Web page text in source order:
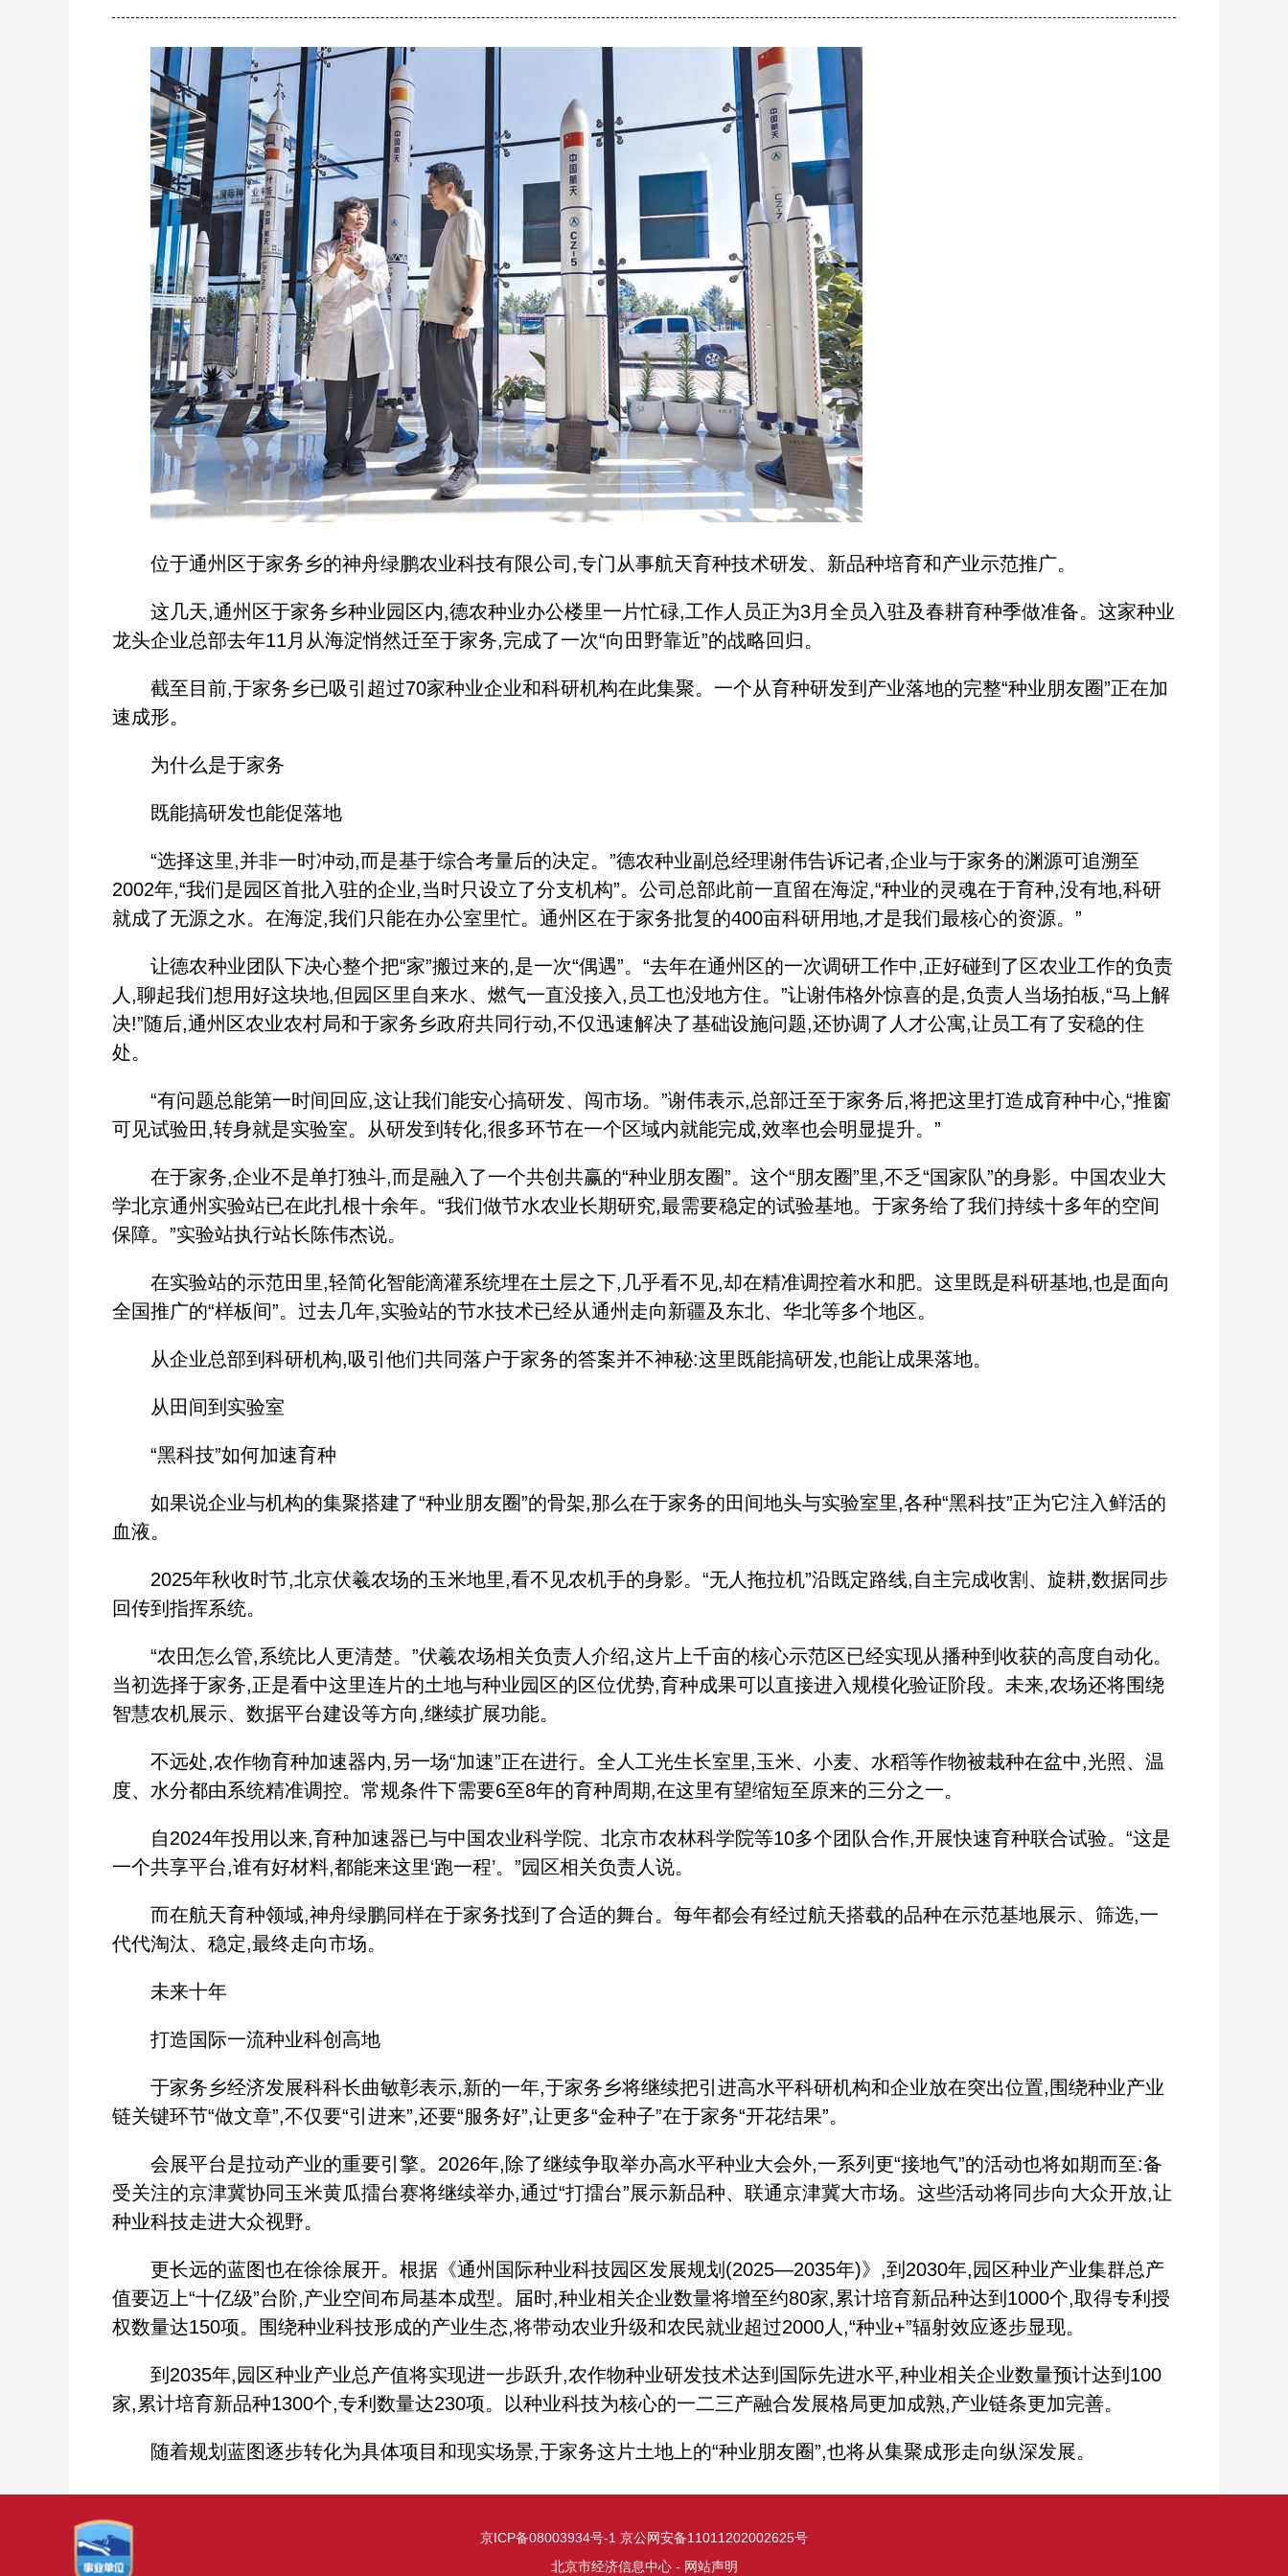
位于通州区于家务乡的神舟绿鹏农业科技有限公司,专门从事航天育种技术研发、新品种培育和产业示范推广。
这几天,通州区于家务乡种业园区内,德农种业办公楼里一片忙碌,工作人员正为3月全员入驻及春耕育种季做准备。这家种业
龙头企业总部去年11月从海淀悄然迁至于家务,完成了一次“向田野靠近”的战略回归。
截至目前,于家务乡已吸引超过70家种业企业和科研机构在此集聚。一个从育种研发到产业落地的完整“种业朋友圈”正在加
速成形。
为什么是于家务
既能搞研发也能促落地
“选择这里,并非一时冲动,而是基于综合考量后的决定。”德农种业副总经理谢伟告诉记者,企业与于家务的渊源可追溯至
2002年,“我们是园区首批入驻的企业,当时只设立了分支机构”。公司总部此前一直留在海淀,“种业的灵魂在于育种,没有地,科研
就成了无源之水。在海淀,我们只能在办公室里忙。通州区在于家务批复的400亩科研用地,才是我们最核心的资源。”
让德农种业团队下决心整个把“家”搬过来的,是一次“偶遇”。“去年在通州区的一次调研工作中,正好碰到了区农业工作的负责
人,聊起我们想用好这块地,但园区里自来水、燃气一直没接入,员工也没地方住。”让谢伟格外惊喜的是,负责人当场拍板,“马上解
决!”随后,通州区农业农村局和于家务乡政府共同行动,不仅迅速解决了基础设施问题,还协调了人才公寓,让员工有了安稳的住
处。
“有问题总能第一时间回应,这让我们能安心搞研发、闯市场。”谢伟表示,总部迁至于家务后,将把这里打造成育种中心,“推窗
可见试验田,转身就是实验室。从研发到转化,很多环节在一个区域内就能完成,效率也会明显提升。”
在于家务,企业不是单打独斗,而是融入了一个共创共赢的“种业朋友圈”。这个“朋友圈”里,不乏“国家队”的身影。中国农业大
学北京通州实验站已在此扎根十余年。“我们做节水农业长期研究,最需要稳定的试验基地。于家务给了我们持续十多年的空间
保障。”实验站执行站长陈伟杰说。
在实验站的示范田里,轻简化智能滴灌系统埋在土层之下,几乎看不见,却在精准调控着水和肥。这里既是科研基地,也是面向
全国推广的“样板间”。过去几年,实验站的节水技术已经从通州走向新疆及东北、华北等多个地区。
从企业总部到科研机构,吸引他们共同落户于家务的答案并不神秘:这里既能搞研发,也能让成果落地。
从田间到实验室
“黑科技”如何加速育种
如果说企业与机构的集聚搭建了“种业朋友圈”的骨架,那么在于家务的田间地头与实验室里,各种“黑科技”正为它注入鲜活的
血液。
2025年秋收时节,北京伏羲农场的玉米地里,看不见农机手的身影。“无人拖拉机”沿既定路线,自主完成收割、旋耕,数据同步
回传到指挥系统。
“农田怎么管,系统比人更清楚。”伏羲农场相关负责人介绍,这片上千亩的核心示范区已经实现从播种到收获的高度自动化。
当初选择于家务,正是看中这里连片的土地与种业园区的区位优势,育种成果可以直接进入规模化验证阶段。未来,农场还将围绕
智慧农机展示、数据平台建设等方向,继续扩展功能。
不远处,农作物育种加速器内,另一场“加速”正在进行。全人工光生长室里,玉米、小麦、水稻等作物被栽种在盆中,光照、温
度、水分都由系统精准调控。常规条件下需要6至8年的育种周期,在这里有望缩短至原来的三分之一。
自2024年投用以来,育种加速器已与中国农业科学院、北京市农林科学院等10多个团队合作,开展快速育种联合试验。“这是
一个共享平台,谁有好材料,都能来这里‘跑一程’。”园区相关负责人说。
而在航天育种领域,神舟绿鹏同样在于家务找到了合适的舞台。每年都会有经过航天搭载的品种在示范基地展示、筛选,一
代代淘汰、稳定,最终走向市场。
未来十年
打造国际一流种业科创高地
于家务乡经济发展科科长曲敏彰表示,新的一年,于家务乡将继续把引进高水平科研机构和企业放在突出位置,围绕种业产业
链关键环节“做文章”,不仅要“引进来”,还要“服务好”,让更多“金种子”在于家务“开花结果”。
会展平台是拉动产业的重要引擎。2026年,除了继续争取举办高水平种业大会外,一系列更“接地气”的活动也将如期而至:备
受关注的京津冀协同玉米黄瓜擂台赛将继续举办,通过“打擂台”展示新品种、联通京津冀大市场。这些活动将同步向大众开放,让
种业科技走进大众视野。
更长远的蓝图也在徐徐展开。根据《通州国际种业科技园区发展规划(2025—2035年)》,到2030年,园区种业产业集群总产
值要迈上“十亿级”台阶,产业空间布局基本成型。届时,种业相关企业数量将增至约80家,累计培育新品种达到1000个,取得专利授
权数量达150项。围绕种业科技形成的产业生态,将带动农业升级和农民就业超过2000人,“种业+”辐射效应逐步显现。
到2035年,园区种业产业总产值将实现进一步跃升,农作物种业研发技术达到国际先进水平,种业相关企业数量预计达到100
家,累计培育新品种1300个,专利数量达230项。以种业科技为核心的一二三产融合发展格局更加成熟,产业链条更加完善。
随着规划蓝图逐步转化为具体项目和现实场景,于家务这片土地上的“种业朋友圈”,也将从集聚成形走向纵深发展。
京ICP备08003934号-1 京公网安备11011202002625号
北京市经济信息中心 - 网站声明